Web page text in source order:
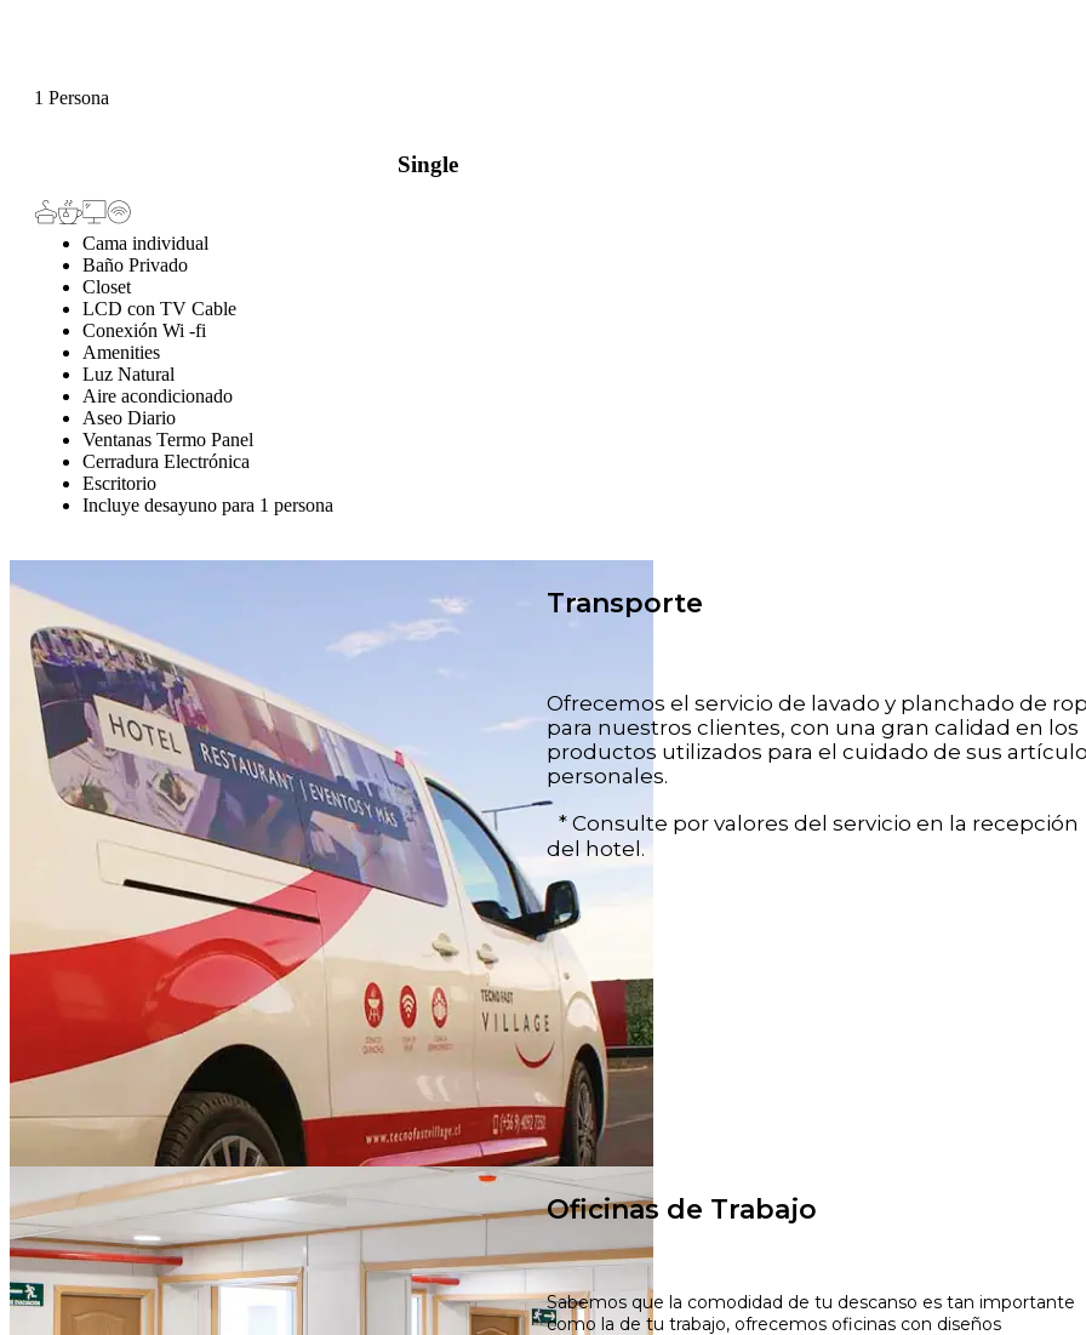
1 Persona
Single
Cama individual
Baño Privado
Closet
LCD con TV Cable
Conexión Wi -fi
Amenities
Luz Natural
Aire acondicionado
Aseo Diario
Ventanas Termo Panel
Cerradura Electrónica
Escritorio
Incluye desayuno para 1 persona
Transporte
Ofrecemos el servicio de lavado y planchado de
para nuestros clientes, con una gran calidad en los
productos utilizados para el cuidado de sus
personales.
* Consulte por valores del servicio en la recepción
del hotel.
Oficinas de Trabajo
Sabemos que la comodidad de tu descanso es tan importante
como la de tu trabajo, ofrecemos oficinas con diseños